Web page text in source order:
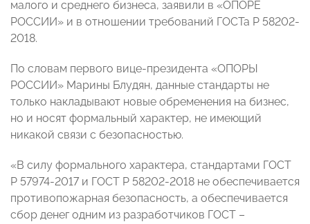
малого и среднего бизнеса, заявили в «ОПОРЕ
РОССИИ» и в отношении требований ГОСТа Р 58202-
2018.
По словам первого вице-президента «ОПОРЫ
РОССИИ» Марины Блудян, данные стандарты не
только накладывают новые обременения на бизнес,
но и носят формальный характер, не имеющий
никакой связи с безопасностью.
«В силу формального характера, стандартами ГОСТ
Р 57974-2017 и ГОСТ Р 58202-2018 не обеспечивается
противопожарная безопасность, а обеспечивается
сбор денег одним из разработчиков ГОСТ –